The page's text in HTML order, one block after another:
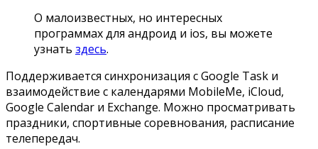
О малоизвестных, но интересных
программах для андроид и ios, вы можете
узнать здесь.
Поддерживается синхронизация с Google Task и
взаимодействие с календарями MobileMe, iCloud,
Google Calendar и Exchange. Можно просматривать
праздники, спортивные соревнования, расписание
телепередач.